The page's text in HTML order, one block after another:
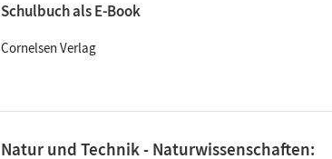
Schulbuch als E-Book
Cornelsen Verlag
Natur und Technik - Naturwissenschaften: